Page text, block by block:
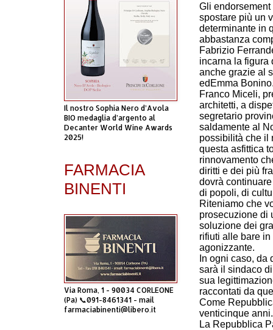
Gli endorsement
spostare più un
determinante in
abbastanza
Fabrizio
incarna la figura
anche grazie al
edEmma
Franco Miceli,
architetti, a
segretario
saldamente al
possibilità che il
questa asfittica
rinnovamento
diritti e dei più
dovrà
di popoli, di
Riteniamo che
prosecuzione di
soluzione dei
rifiuti alle bare
agonizzante.
In ogni caso,
sarà il sindaco
sua
raccontati da
Come
venticinque anni.
La Repubblica
Il nostro Sophia Nero d’Avola
BIO medaglia d’argento al
Decanter World Wine Awards
2025!
FARMACIA
BINENTI
Via Roma, 1 - 90034 CORLEONE
(Pa) 📞091-8461341 - mail
farmaciabinenti@libero.it